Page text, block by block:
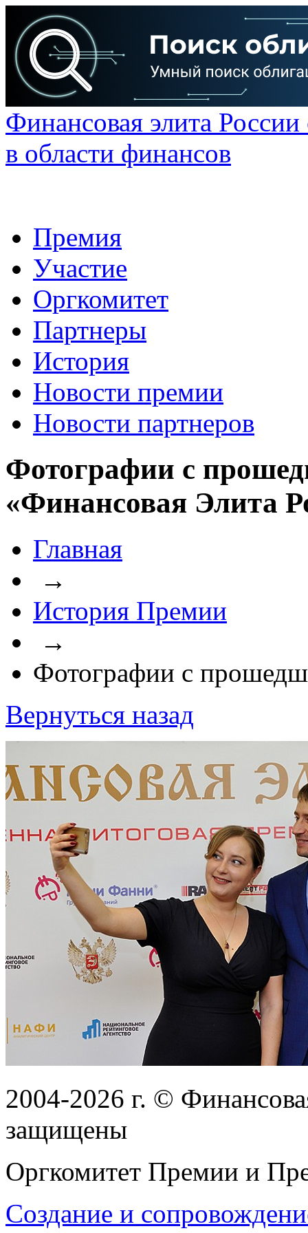
Финансовая элита
в области финансов
Премия
Участие
Оргкомитет
Партнеры
История
Новости премии
Новости партнеров
Фотографии с
«Финансовая Элита
Главная
→
История Премии
→
Фотографии с
Вернуться назад
2004-2026 г. ©
защищены
Оргкомитет Премии и
Создание и